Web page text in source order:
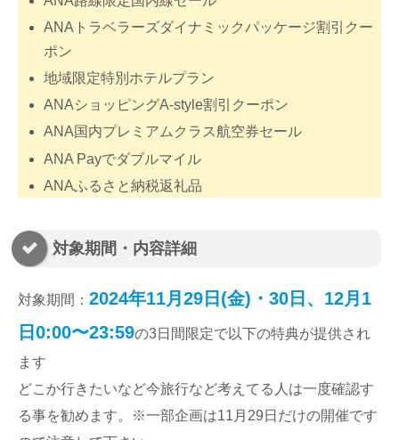
ANAトラベラーズダイナミックパッケージ割引クー
ポン
地域限定特別ホテルプラン
ANAショッピングA-style割引クーポン
ANA国内プレミアムクラス航空券セール
ANA Payでダブルマイル
ANAふるさと納税返礼品
対象期間・内容詳細
対象期間： 2024年11月29日(金)・30日、12月1
日0:00〜23:59の3日間限定で以下の特典が提供され
ます
どこか行きたいなど今旅行など考えてる人は一度確認す
る事を勧めます。※一部企画は11月29日だけの開催です